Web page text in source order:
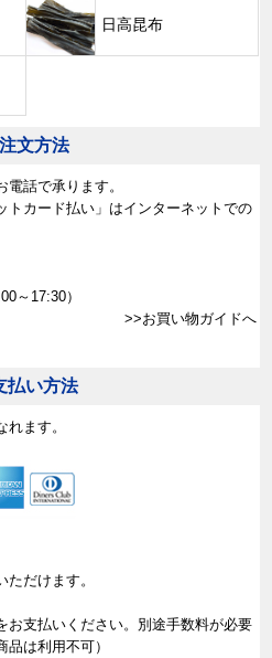
日高昆布
文方法
話で承ります。
カード払い」はインターネットでの
～17:30）
>>お買い物ガイドへ
払い方法
ます。
だけます。
お支払いください。別途手数料が必要
は利用不可）